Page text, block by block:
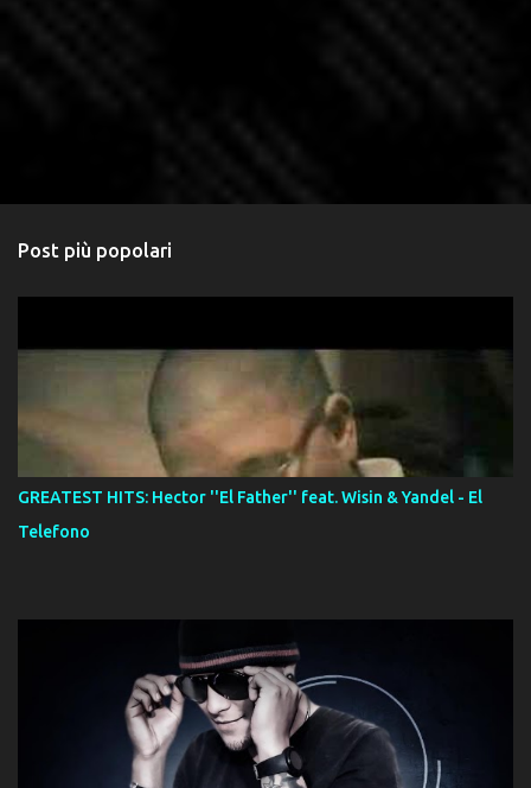
Post più popolari
GREATEST HITS: Hector ''El Father'' feat. Wisin & Yandel - El
Telefono